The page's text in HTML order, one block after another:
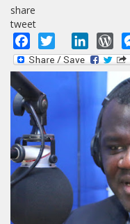
share
tweet
Facebook
Twitter